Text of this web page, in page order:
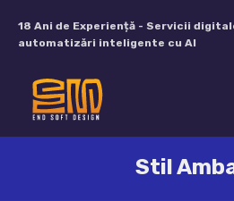
18 Ani de Experiență - Servicii
automatizări inteligente cu AI
Stil